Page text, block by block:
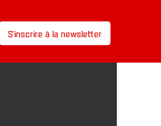
S’inscrire à la newsletter